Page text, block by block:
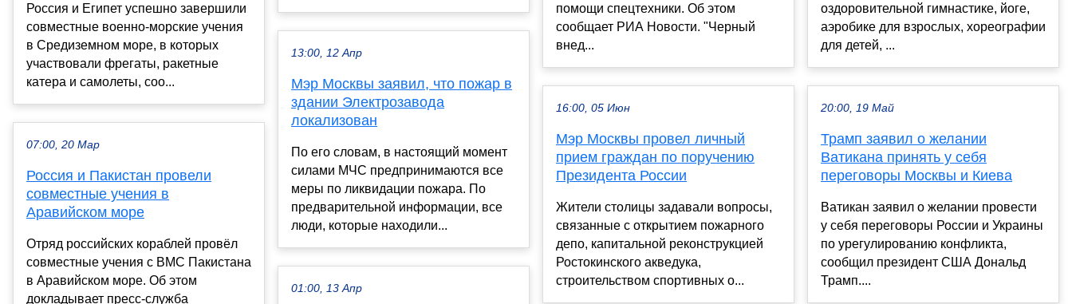
Россия и Египет успешно завершили
совместные военно-морские учения
в Средиземном море, в которых
участвовали фрегаты, ракетные
катера и самолеты, соо...
07:00, 20 Мар
Россия и Пакистан провели
совместные учения в
Аравийском море
Отряд российских кораблей провёл
совместные учения с ВМС Пакистана
в Аравийском море. Об этом
докладывает пресс-служба
13:00, 12 Апр
Мэр Москвы заявил, что пожар в
здании Электрозавода
локализован
По его словам, в настоящий момент
силами МЧС предпринимаются все
меры по ликвидации пожара. По
предварительной информации, все
люди, которые находили...
01:00, 13 Апр
помощи спецтехники. Об этом
сообщает РИА Новости. "Черный
внед...
16:00, 05 Июн
Мэр Москвы провел личный
прием граждан по поручению
Президента России
Жители столицы задавали вопросы,
связанные с открытием пожарного
депо, капитальной реконструкцией
Ростокинского акведука,
строительством спортивных о...
оздоровительной гимнастике, йоге,
аэробике для взрослых, хореографии
для детей, ...
20:00, 19 Май
Трамп заявил о желании
Ватикана принять у себя
переговоры Москвы и Киева
Ватикан заявил о желании провести
у себя переговоры России и Украины
по урегулированию конфликта,
сообщил президент США Дональд
Трамп....